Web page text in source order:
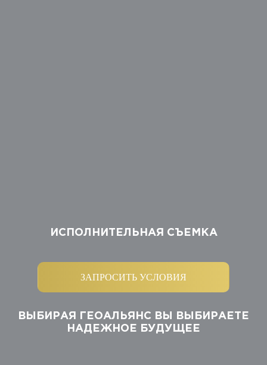
ИСПОЛНИТЕЛЬНАЯ СЪЕМКА
ЗАПРОСИТЬ УСЛОВИЯ
ВЫБИРАЯ ГЕОАЛЬЯНС ВЫ ВЫБИРАЕТЕ
НАДЕЖНОЕ БУДУЩЕЕ